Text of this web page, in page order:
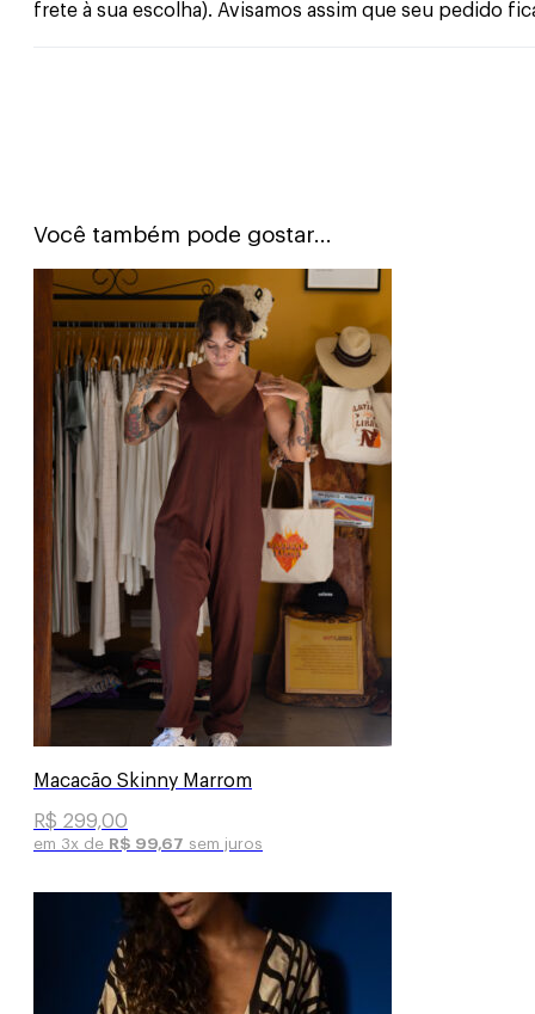
frete à sua escolha). Avisamos assim que seu pedido
Você também pode gostar...
Macacão Skinny Marrom
R$ 299,00
em 3x de R$ 99,67 sem juros